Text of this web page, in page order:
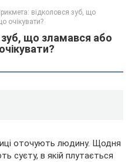
відколовся зуб, що
очікувати?
що зламався або
оточують людину. Щодня
суєту, в якій плутається